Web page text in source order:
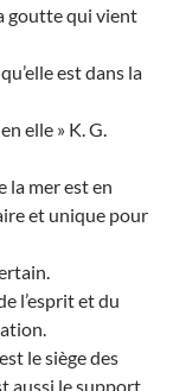
goutte qui vient
est dans la
elle » K. G.
la mer est en
et unique pour
l’esprit et du
le siège des
aussi le support